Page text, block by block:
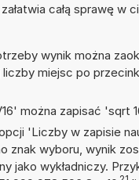
całą sprawę w
wynik można
miejsc po
można zapisać 'sqrt
'Liczby w zapisie
znak wyboru, wynik
jako wykładniczy.